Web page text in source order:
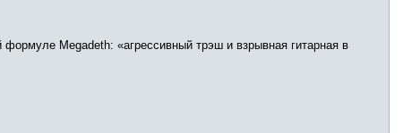
Megadeth: «агрессивный трэш и взрывная гитарная в